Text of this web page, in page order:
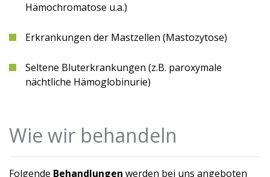
Hämochromatose u.a.)
Erkrankungen der Mastzellen (Mastozytose)
Seltene Bluterkrankungen (z.B. paroxymale
nächtliche Hämoglobinurie)
Wie wir behandeln
Folgende Behandlungen werden bei uns angeboten